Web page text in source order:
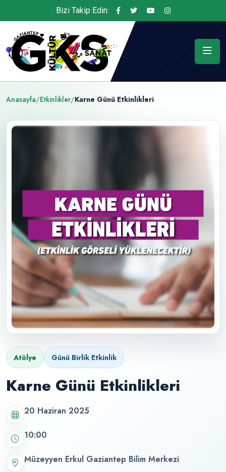
Bizi Takip Edin:
Anasayfa/Etkinlikler/Karne Günü Etkinlikleri
Atölye Günü Birlik Etkinlik
Karne Günü Etkinlikleri
20 Haziran 2025
10:00
Müzeyyen Erkul Gaziantep Bilim Merkezi